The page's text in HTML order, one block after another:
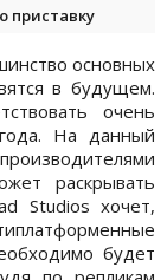
приставку
основных
в будущем.
очень
На данный
раскрывать
Studios хочет,
будет